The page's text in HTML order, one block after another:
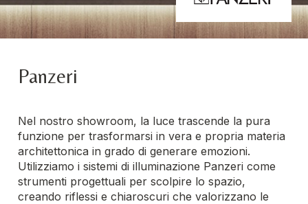
Panzeri
Nel nostro showroom, la luce trascende la pura
funzione per trasformarsi in vera e propria materia
architettonica in grado di generare emozioni.
Utilizziamo i sistemi di illuminazione Panzeri come
strumenti progettuali per scolpire lo spazio,
creando riflessi e chiaroscuri che valorizzano le